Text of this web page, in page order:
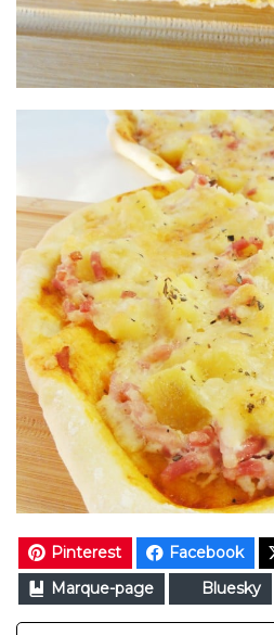
Pinterest Facebook
Marque-page
Bluesky